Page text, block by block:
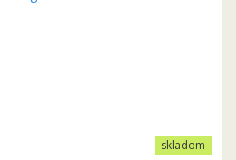
skladom